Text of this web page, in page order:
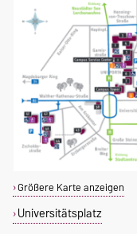
Größere Karte anzeigen
Universitätsplatz